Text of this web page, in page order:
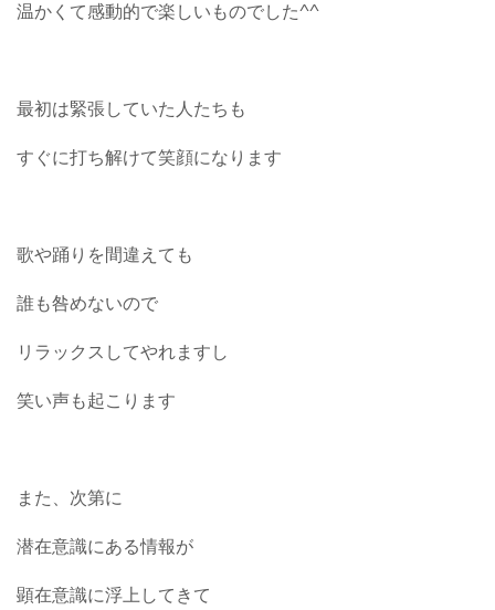
温かくて感動的で楽しいものでした^^
最初は緊張していた人たちも
すぐに打ち解けて笑顔になります
歌や踊りを間違えても
誰も咎めないので
リラックスしてやれますし
笑い声も起こります
また、次第に
潜在意識にある情報が
顕在意識に浮上してきて